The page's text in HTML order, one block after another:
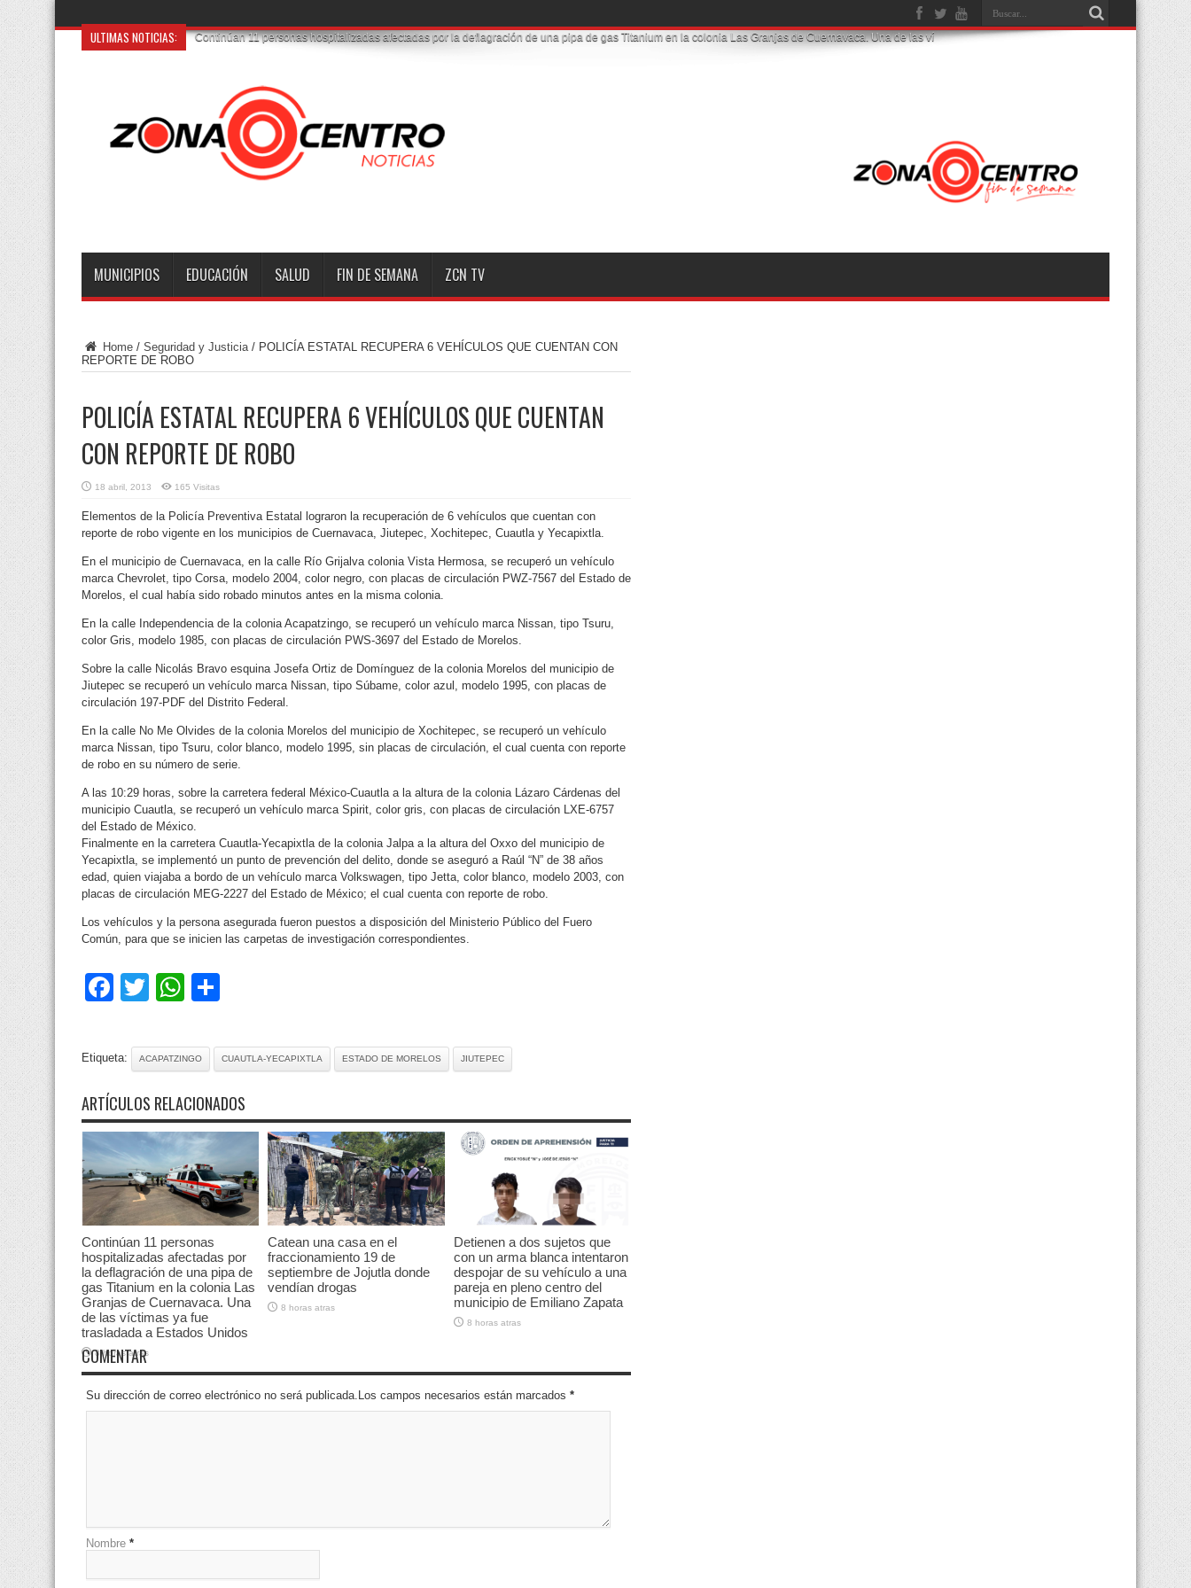
ULTIMAS NOTICIAS: Continúan 11 personas hospitalizadas afectadas por la deflagración de una pipa de gas Titanium en la colonia Las Granjas de Cuernavaca. Una de las víctimas ya fue tra
MUNICIPIOS EDUCACIÓN SALUD FIN DE SEMANA ZCN TV
Home / Seguridad y Justicia / POLICÍA ESTATAL RECUPERA 6 VEHÍCULOS QUE CUENTAN CON
REPORTE DE ROBO
POLICÍA ESTATAL RECUPERA 6 VEHÍCULOS QUE CUENTAN
CON REPORTE DE ROBO
18 abril, 2013 165 Visitas
Elementos de la Policía Preventiva Estatal lograron la recuperación de 6 vehículos que cuentan con
reporte de robo vigente en los municipios de Cuernavaca, Jiutepec, Xochitepec, Cuautla y Yecapixtla.
En el municipio de Cuernavaca, en la calle Río Grijalva colonia Vista Hermosa, se recuperó un vehículo
marca Chevrolet, tipo Corsa, modelo 2004, color negro, con placas de circulación PWZ-7567 del Estado de
Morelos, el cual había sido robado minutos antes en la misma colonia.
En la calle Independencia de la colonia Acapatzingo, se recuperó un vehículo marca Nissan, tipo Tsuru,
color Gris, modelo 1985, con placas de circulación PWS-3697 del Estado de Morelos.
Sobre la calle Nicolás Bravo esquina Josefa Ortiz de Domínguez de la colonia Morelos del municipio de
Jiutepec se recuperó un vehículo marca Nissan, tipo Súbame, color azul, modelo 1995, con placas de
circulación 197-PDF del Distrito Federal.
En la calle No Me Olvides de la colonia Morelos del municipio de Xochitepec, se recuperó un vehículo
marca Nissan, tipo Tsuru, color blanco, modelo 1995, sin placas de circulación, el cual cuenta con reporte
de robo en su número de serie.
A las 10:29 horas, sobre la carretera federal México-Cuautla a la altura de la colonia Lázaro Cárdenas del
municipio Cuautla, se recuperó un vehículo marca Spirit, color gris, con placas de circulación LXE-6757
del Estado de México.
Finalmente en la carretera Cuautla-Yecapixtla de la colonia Jalpa a la altura del Oxxo del municipio de
Yecapixtla, se implementó un punto de prevención del delito, donde se aseguró a Raúl “N” de 38 años
edad, quien viajaba a bordo de un vehículo marca Volkswagen, tipo Jetta, color blanco, modelo 2003, con
placas de circulación MEG-2227 del Estado de México; el cual cuenta con reporte de robo.
Los vehículos y la persona asegurada fueron puestos a disposición del Ministerio Público del Fuero
Común, para que se inicien las carpetas de investigación correspondientes.
Facebook
TwitterWhatsApp
Etiqueta: ACAPATZINGO CUAUTLA-YECAPIXTLA ESTADO DE MORELOS JIUTEPEC
ARTÍCULOS RELACIONADOS
Continúan 11 personas
hospitalizadas afectadas por
la deflagración de una pipa de
gas Titanium en la colonia Las
Granjas de Cuernavaca. Una
de las víctimas ya fue
trasladada a Estados Unidos
8 horas atras
Catean una casa en el
fraccionamiento 19 de
septiembre de Jojutla donde
vendían drogas
8 horas atras
Detienen a dos sujetos que
con un arma blanca intentaron
despojar de su vehículo a una
pareja en pleno centro del
municipio de Emiliano Zapata
8 horas atras
COMENTAR
Su dirección de correo electrónico no será publicada.Los campos necesarios están marcados *
Nombre *